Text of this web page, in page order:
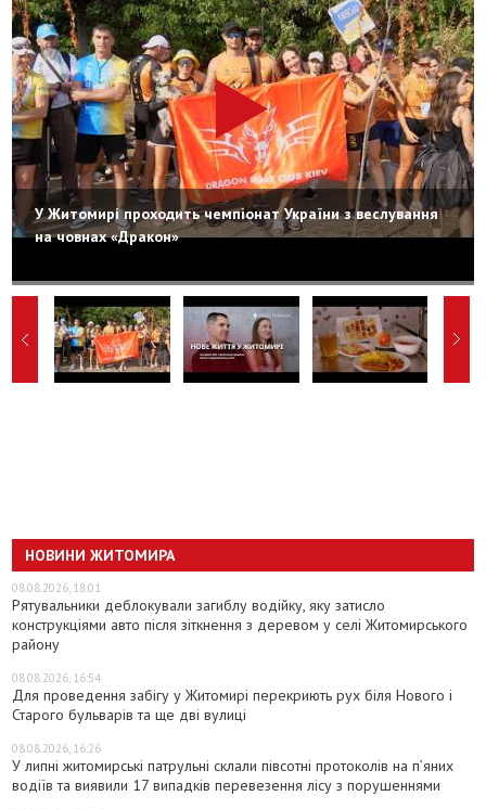
У Житомирі проходить чемпіонат України з веслування
на човнах «Дракон»
НОВИНИ ЖИТОМИРА
08.08.2026, 18:01
Рятувальники деблокували загиблу водійку, яку затисло
конструкціями авто після зіткнення з деревом у селі Житомирського
району
08.08.2026, 16:54
Для проведення забігу у Житомирі перекриють рух біля Нового і
Старого бульварів та ще дві вулиці
08.08.2026, 16:26
У липні житомирські патрульні склали півсотні протоколів на пʼяних
водіїв та виявили 17 випадків перевезення лісу з порушеннями